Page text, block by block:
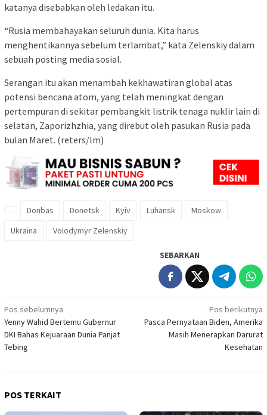
katanya disebabkan oleh ledakan itu.
“Rusia membahayakan seluruh dunia. Kita harus
menghentikannya sebelum terlambat,” kata Zelenskiy dalam
sebuah posting media sosial.
Serangan itu akan menambah kekhawatiran global atas
potensi bencana atom, yang telah meningkat dengan
pertempuran di sekitar pembangkit listrik tenaga nuklir lain di
selatan, Zaporizhzhia, yang direbut oleh pasukan Rusia pada
bulan Maret. (reters/lm)
Donbas Donetsk Kyiv Luhansk
Moskow
Ukraina
Volodymyr Zelenskiy
SEBARKAN
Navigasi
pos
Pos sebelumnya
Yenny Wahid Bertemu Gubernur
DKI Bahas Kejuaraan Dunia Panjat
Tebing
Pos berikutnya
Pasca Pernyataan Biden, Amerika
Masih Menerapkan Darurat
Kesehatan
POS TERKAIT